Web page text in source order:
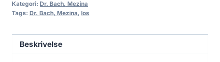
Kategori: Dr. Bach, Mezina
Tags: Dr. Bach, Mezina, los
Beskrivelse